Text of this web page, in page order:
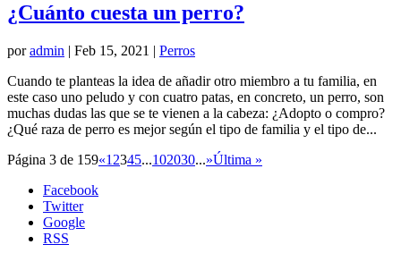
¿Cuánto cuesta un perro?
poradmin | Feb 15, 2021 | Perros
Cuando te planteas la idea de añadir otro miembro a tu familia, en
este caso uno peludo y con cuatro patas, en concreto, un perro, son
muchas dudas las que se te vienen a la cabeza: ¿Adopto o compro?
¿Qué raza de perro es mejor según el tipo de familia y el tipo de...
Página 3 de 159«1 2345...102030...»Última »
Facebook
Twitter
Google
RSS